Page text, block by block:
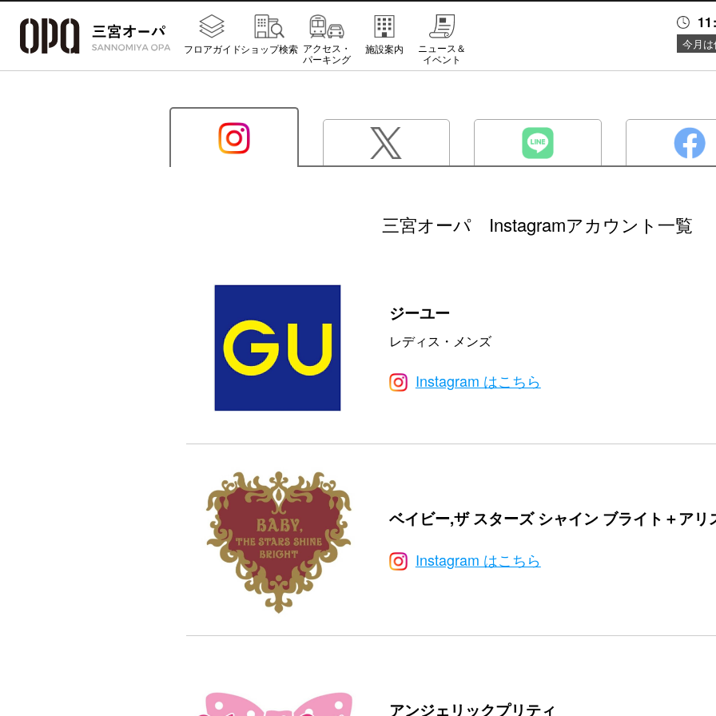
今月
フロアガイドショップ検索 アクセス・
パーキング
施設案内
ニュース＆
イベント
三宮オーパ Instagramアカウント一覧
ジーユー
レディス・メンズ
Instagram はこちら
ベイビー,ザ スターズ シャイン ブライト＋アリ
Instagram はこちら
アンジェリックプリティ